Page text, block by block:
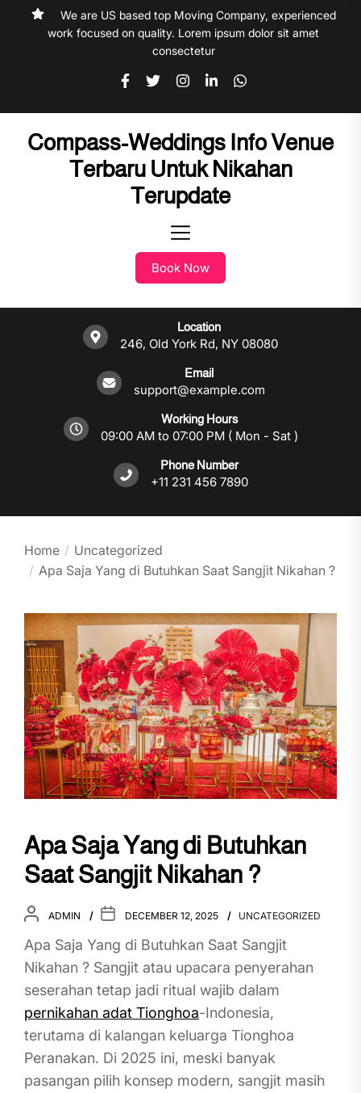
We are US based top Moving Company, experienced
work focused on quality. Lorem ipsum dolor sit amet
consectetur
Compass-Weddings Info Venue
Terbaru Untuk Nikahan
Terupdate
Book Now
Location
246, Old York Rd, NY 08080
Email
support@example.com
Working Hours
09:00 AM to 07:00 PM ( Mon - Sat )
Phone Number
+11 231 456 7890
Home
Uncategorized
Apa Saja Yang di Butuhkan Saat Sangjit Nikahan ?
Apa Saja Yang di Butuhkan
Saat Sangjit Nikahan ?
ADMIN DECEMBER 12, 2025 UNCATEGORIZED
Apa Saja Yang di Butuhkan Saat Sangjit
Nikahan ? Sangjit atau upacara penyerahan
seserahan tetap jadi ritual wajib dalam
pernikahan adat Tionghoa-Indonesia,
terutama di kalangan keluarga Tionghoa
Peranakan. Di 2025 ini, meski banyak
pasangan pilih konsep modern, sangjit masih